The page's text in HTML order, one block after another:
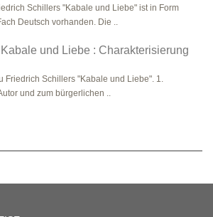
Schillers "Kabale und Liebe" ist in Form
Deutsch vorhanden. Die ..
und Liebe : Charakterisierung
Friedrich Schillers "Kabale und Liebe". 1.
und zum bürgerlichen ..